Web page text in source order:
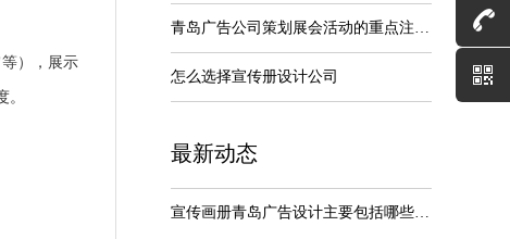
），展示
青岛广告公司策划展会活动的重点注意事
怎么选择宣传册设计公司
最新动态
宣传画册青岛广告设计主要包括哪些内容